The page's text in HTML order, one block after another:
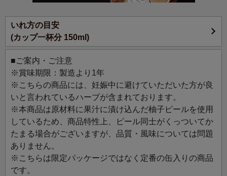
え、心も体もリフレッシュできる爽やかな風味です。キリ
ッと冷やしたアイスティーがおすすめ。特に贅沢な水出し
アイスティーは、凝縮されたみずみずしくジューシーな果
物の恵みが体に沁みます。
※このフルーツティーには、お茶は一切入っておらず、ノ
ンカフェインです。
いれ方の目安
(カップ一杯分 150ml)
■ご案内・ご注意
※賞味期限：製造より1年
※こちらの商品には、妊娠中に避けていただいた方が良
いと言われているハーブが含まれております。
※本商品は原材料に果汁に漬け込んだ柚子ピールを使用
しているため、商品特性上、ピール同士がくっついてか
たまる場合がございますが、品質・風味については問題
ありません。
※こちらは限定パッケージではなく定番の缶入りの商品
です。